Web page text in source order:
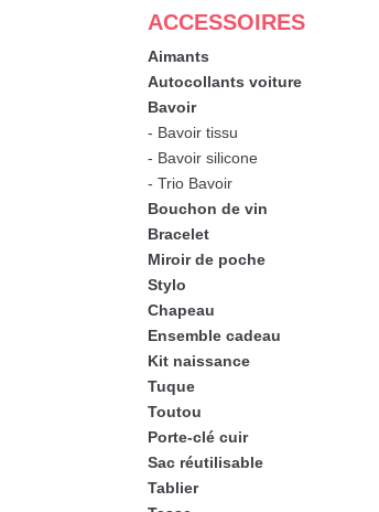
ACCESSOIRES
Aimants
Autocollants voiture
Bavoir
- Bavoir tissu
- Bavoir silicone
- Trio Bavoir
Bouchon de vin
Bracelet
Miroir de poche
Stylo
Chapeau
Ensemble cadeau
Kit naissance
Tuque
Toutou
Porte-clé cuir
Sac réutilisable
Tablier